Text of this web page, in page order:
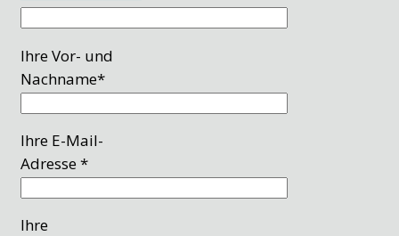
Ihre Vor- und
Nachname*
Ihre E-Mail-
Adresse *
Ihre